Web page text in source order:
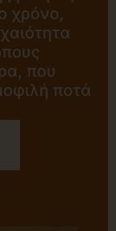
χρόνο,
που
ποτά